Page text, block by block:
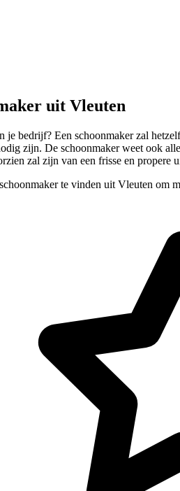
uit Vleuten
je bedrijf? Een schoonmaker zal
zijn. De schoonmaker weet ook
zal zijn van een frisse en propere
te vinden uit Vleuten om